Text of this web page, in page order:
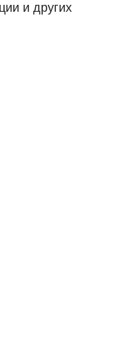
и других